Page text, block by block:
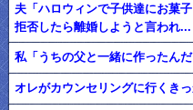
夫「ハロウィンで子供達にお菓
拒否したら離婚しようと言われ...
私「うちの父と一緒に作ったん
オレがカウンセリングに行くき